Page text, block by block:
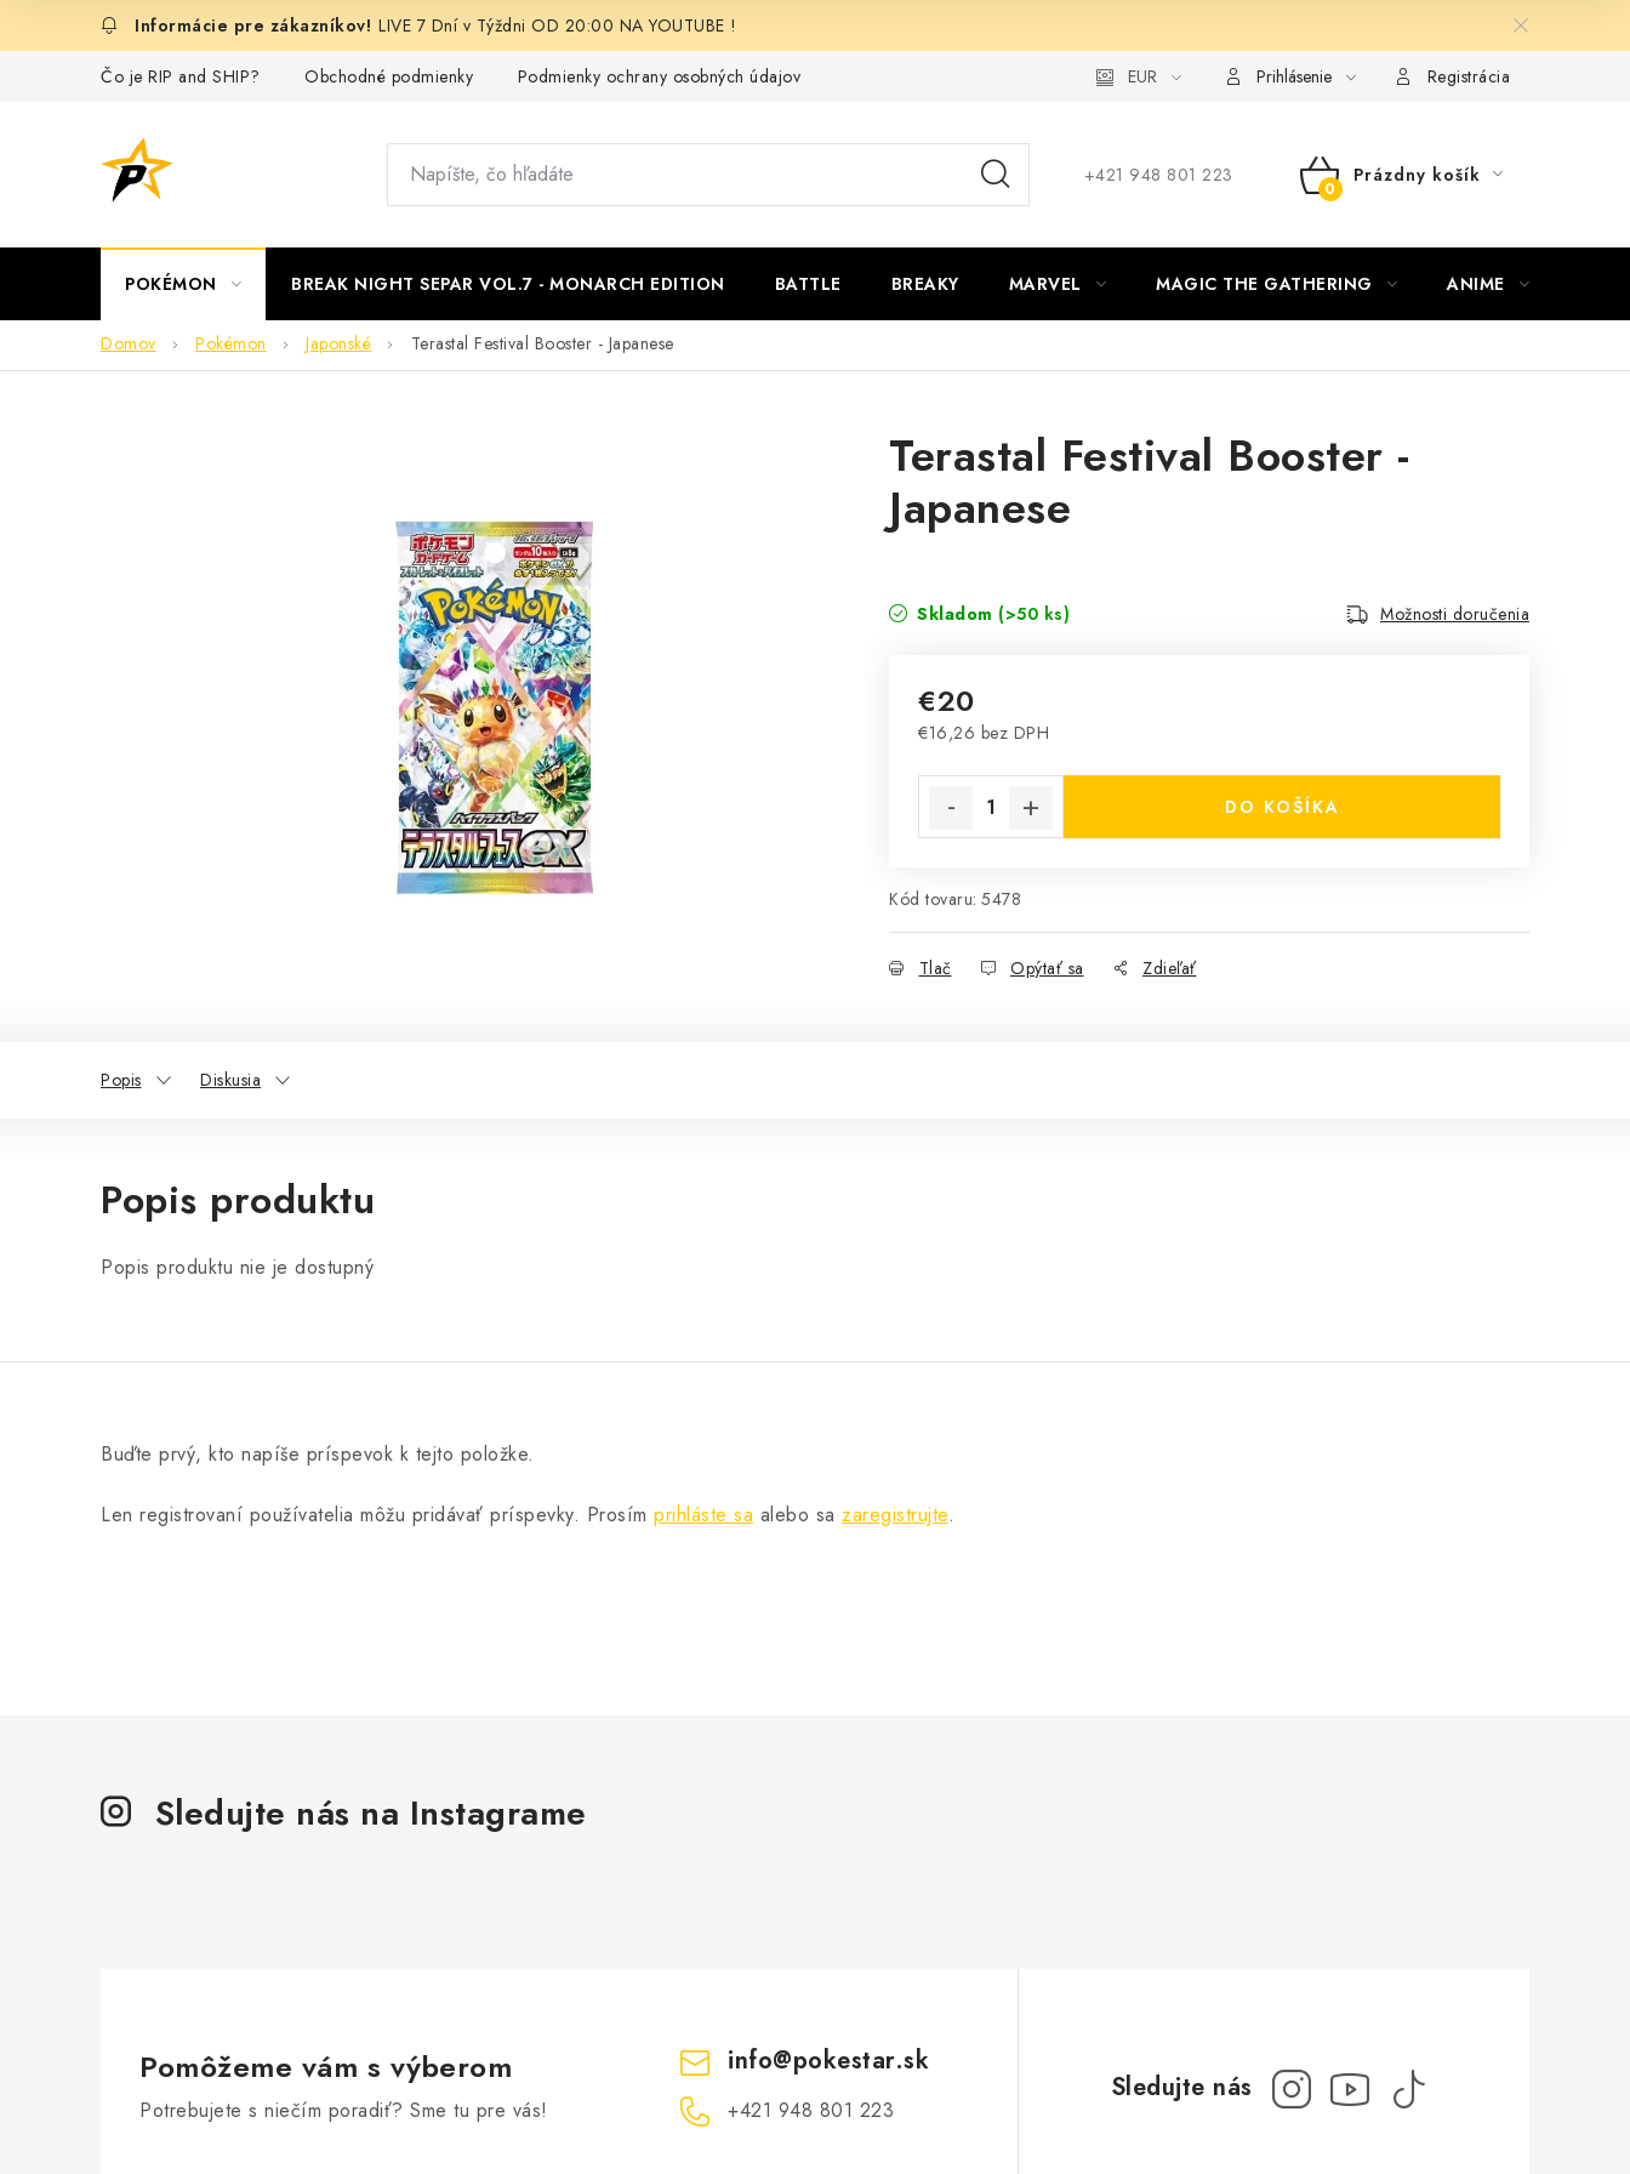
LIVE 7 Dní v Týždni OD 20:00 NA YOUTUBE !
Čo je RIP and SHIP? Obchodné podmienky Podmienky ochrany osobných údajov Odstúpenie od zmluvy formou elektronického formulára
EUR Prihlásenie Registrácia
‪+421 948 801 223
NÁKUPNÝ
Prázdny košík
POKÉMON BREAK NIGHT SEPAR VOL.7 - MONARCH EDITION BATTLE BREAKY MARVEL MAGIC THE GATHERING ANIME
Domov Pokémon Japonské Terastal Festival Booster - Japanese
Terastal Festival Booster -
Japanese
Skladom (>50 ks) Možnosti doručenia
€20
€16,26 bez DPH
DO KOŠÍKA
Kód tovaru: 5478
Tlač Opýtať sa Zdieľať
Popis Diskusia
Popis produktu
Popis produktu nie je dostupný
Buďte prvý, kto napíše príspevok k tejto položke.
Len registrovaní používatelia môžu pridávať príspevky. Prosím prihláste sa alebo sa zaregistrujte.
Sledujte nás na Instagrame
Pomôžeme vám s výberom
Potrebujete s niečím poradiť? Sme tu pre vás!
info@pokestar.sk
‪+421 948 801 223